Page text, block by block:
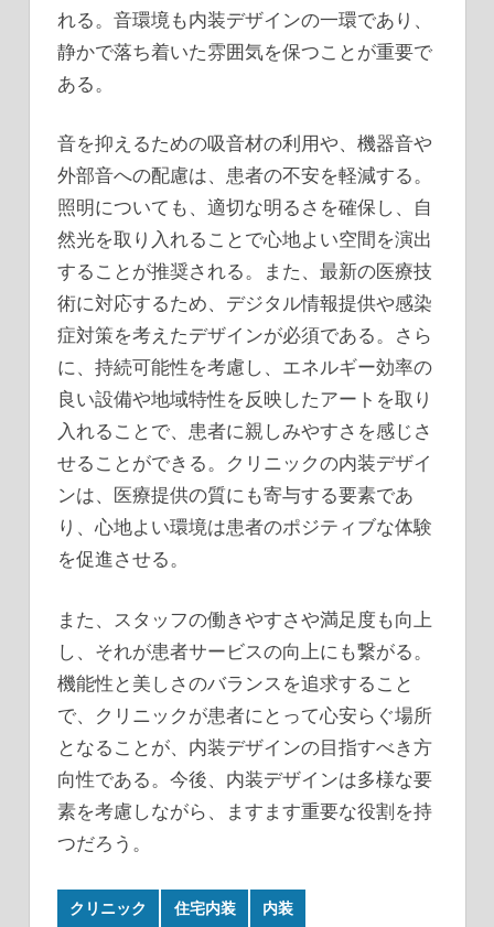
れる。音環境も内装デザインの一環であり、
静かで落ち着いた雰囲気を保つことが重要で
ある。
音を抑えるための吸音材の利用や、機器音や
外部音への配慮は、患者の不安を軽減する。
照明についても、適切な明るさを確保し、自
然光を取り入れることで心地よい空間を演出
することが推奨される。また、最新の医療技
術に対応するため、デジタル情報提供や感染
症対策を考えたデザインが必須である。さら
に、持続可能性を考慮し、エネルギー効率の
良い設備や地域特性を反映したアートを取り
入れることで、患者に親しみやすさを感じさ
せることができる。クリニックの内装デザイ
ンは、医療提供の質にも寄与する要素であ
り、心地よい環境は患者のポジティブな体験
を促進させる。
また、スタッフの働きやすさや満足度も向上
し、それが患者サービスの向上にも繋がる。
機能性と美しさのバランスを追求すること
で、クリニックが患者にとって心安らぐ場所
となることが、内装デザインの目指すべき方
向性である。今後、内装デザインは多様な要
素を考慮しながら、ますます重要な役割を持
つだろう。
クリニック 住宅内装 内装